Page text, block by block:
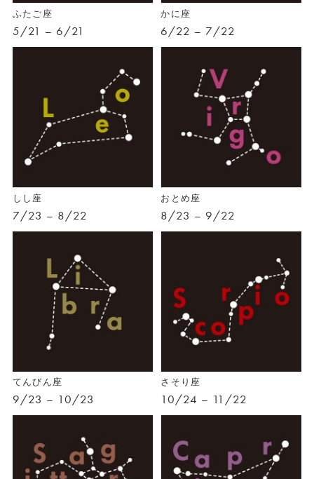
ふたご座
5/21 – 6/21
かに座
6/22 – 7/22
しし座
7/23 – 8/22
おとめ座
8/23 – 9/22
てんびん座
9/23 – 10/23
さそり座
10/24 – 11/22